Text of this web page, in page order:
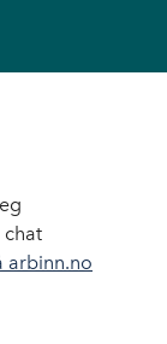
chat
arbinn.no